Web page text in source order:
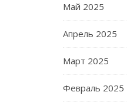
Май 2025
Апрель 2025
Март 2025
Февраль 2025